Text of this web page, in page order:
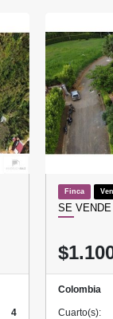
4
Finca
SE VENDE
Colombia
Cuarto(s):